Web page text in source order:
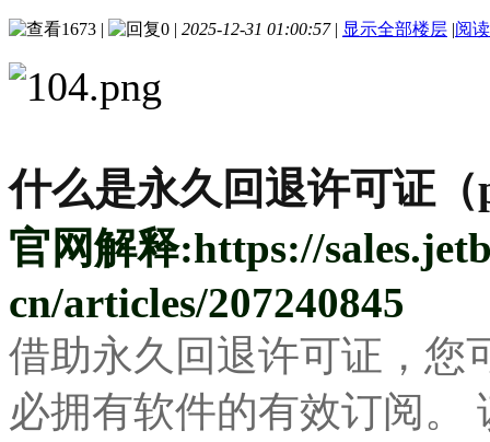
1673 | 0 | 2025-12-31 01:00:57 | 显示全部楼层 |阅
什么是永久回退许可证
官网解释:https://
cn/articles/207240845
借助永久回退许可证，您
必拥有软件的有效订阅。